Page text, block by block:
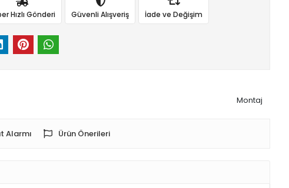
Hızlı Gönderi Güvenli Alışveriş İade ve Değişim
Montaj
Alarmı Ürün Önerileri